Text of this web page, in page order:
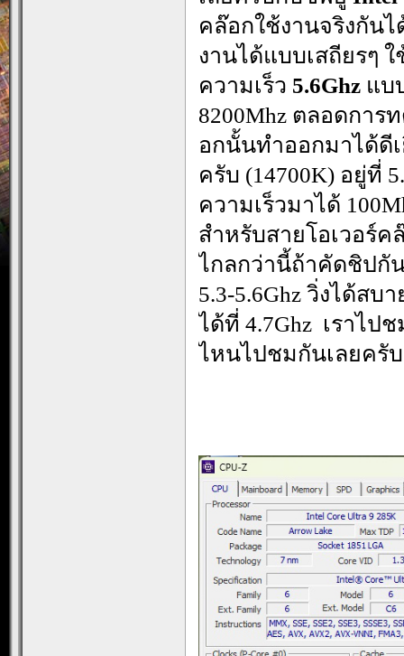
คล๊อกใช้งานจริงกัน
งานได้แบบเสถียรๆ
ความเร็ว 5.6Ghz แบ
8200Mhz ตลอดการ
อกนั้นทำออกมาได้ดี
ครับ (14700K) อยู่ที่
ความเร็วมาได้
สำหรับสายโอเวอร์
ไกลกว่านี้ถ้าคัดชิปกั
5.3-5.6Ghz วิ่งได้สบ
ได้ที่ 4.7Ghz เราไป
ไหนไปชมกันเลยครับ